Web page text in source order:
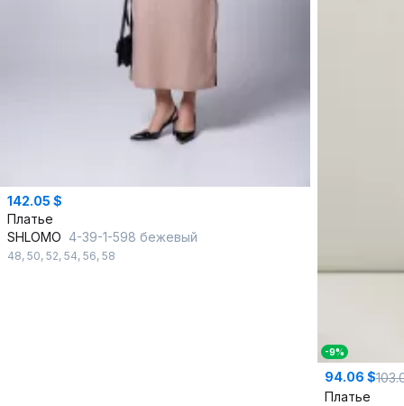
142.05 $
Платье
SHLOMO 4-39-1-598 бежевый
48, 50, 52, 54, 56, 58
-9%
94.06 $
Платье